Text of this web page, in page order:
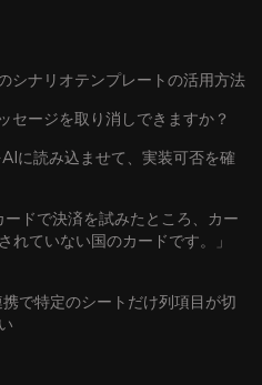
シナリオテンプレートの活用方法
セージを取り消しできますか？
に読み込ませて、実装可否を確
ドで決済を試みたところ、カー
れていない国のカードです。」
で特定のシートだけ列項目が切